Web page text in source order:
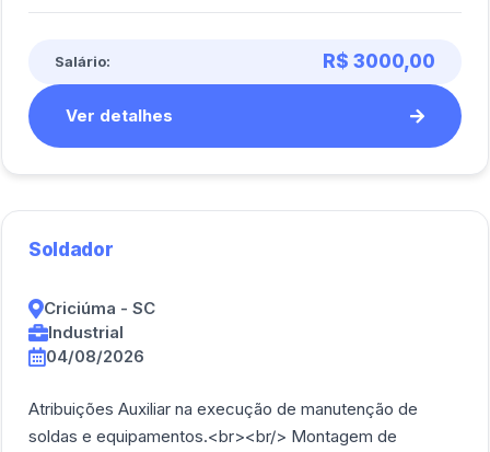
Salário: R$ 3000,00
Ver detalhes
Soldador
Criciúma - SC
Industrial
04/08/2026
Atribuições Auxiliar na execução de manutenção de
soldas e equipamentos.<br><br/> Montagem de